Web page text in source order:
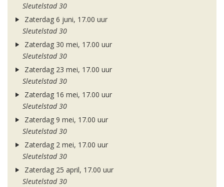
Sleutelstad 30
Zaterdag 6 juni, 17.00 uur
Sleutelstad 30
Zaterdag 30 mei, 17.00 uur
Sleutelstad 30
Zaterdag 23 mei, 17.00 uur
Sleutelstad 30
Zaterdag 16 mei, 17.00 uur
Sleutelstad 30
Zaterdag 9 mei, 17.00 uur
Sleutelstad 30
Zaterdag 2 mei, 17.00 uur
Sleutelstad 30
Zaterdag 25 april, 17.00 uur
Sleutelstad 30